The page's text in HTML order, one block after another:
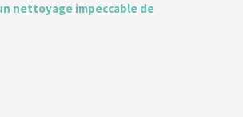
nettoyage impeccable de